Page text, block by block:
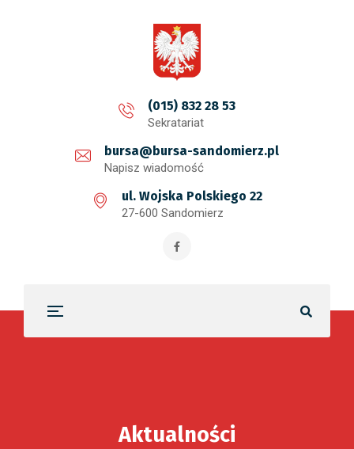
(015) 832 28 53
Sekratariat
bursa@bursa-sandomierz.pl
Napisz wiadomość
ul. Wojska Polskiego 22
27-600 Sandomierz
Aktualności